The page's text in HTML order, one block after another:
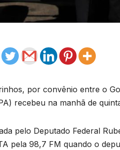
por convênio entre o
recebeu na manhã de
pelo Deputado Federal
pela 98,7 FM quando o